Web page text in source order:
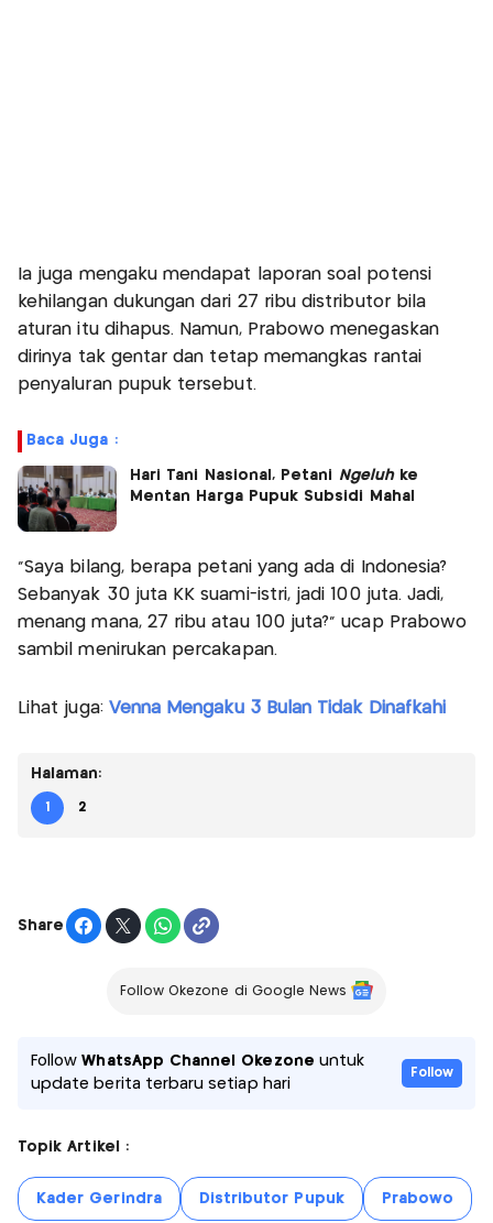
Ia juga mengaku mendapat laporan soal potensi
kehilangan dukungan dari 27 ribu distributor bila
aturan itu dihapus. Namun, Prabowo menegaskan
dirinya tak gentar dan tetap memangkas rantai
penyaluran pupuk tersebut.
Baca Juga :
Hari Tani Nasional, Petani Ngeluhke
Mentan Harga Pupuk Subsidi Mahal
“Saya bilang, berapa petani yang ada di Indonesia?
Sebanyak 30 juta KK suami-istri, jadi 100 juta. Jadi,
menang mana, 27 ribu atau 100 juta?” ucap Prabowo
sambil menirukan percakapan.
Lihat juga: Venna Mengaku 3 Bulan Tidak Dinafkahi
Halaman:
1 2
Share
Follow Okezone di Google News
FollowWhatsApp Channel Okezone untuk
update berita terbaru setiap hari
Follow
Topik Artikel :
Kader Gerindra Distributor Pupuk Prabowo